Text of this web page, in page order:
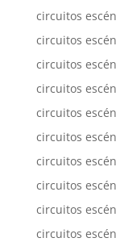
circuitos
circuitos
circuitos
circuitos
circuitos
circuitos
circuitos
circuitos
circuitos
circuitos